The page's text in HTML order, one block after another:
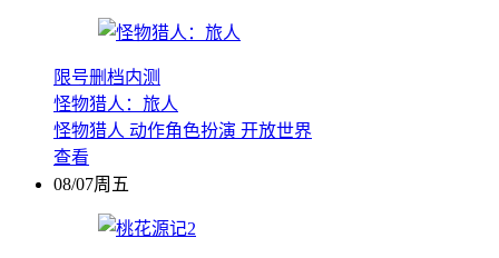
限号删档内测
怪物猎人：旅人
怪物猎人 动作角色扮演 开放世界
查看
08/07周五